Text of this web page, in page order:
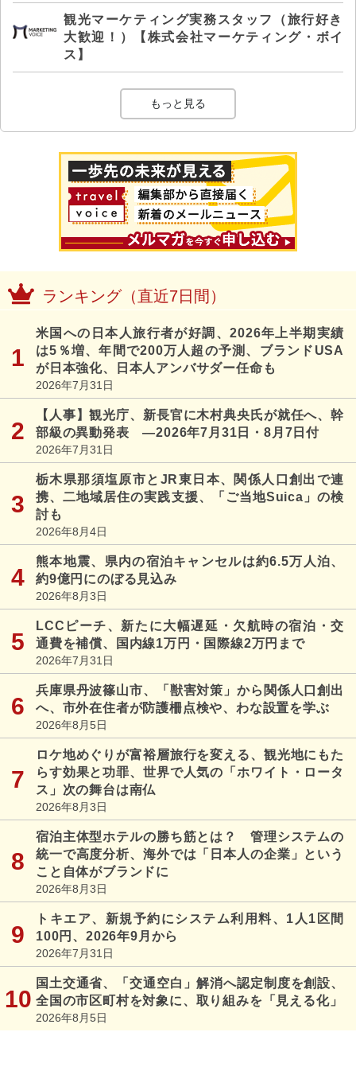
観光マーケティング実務スタッフ（旅行好き
大歓迎！）【株式会社マーケティング・ボイ
ス】
もっと見る
ランキング（直近7日間）
米国への日本人旅行者が好調、2026年上半期実績
は5％増、年間で200万人超の予測、ブランドUSA
が日本強化、日本人アンバサダー任命も
2026年7月31日
【人事】観光庁、新長官に木村典央氏が就任へ、幹
部級の異動発表 ―2026年7月31日・8月7日付
2026年7月31日
栃木県那須塩原市とJR東日本、関係人口創出で連
携、二地域居住の実践支援、「ご当地Suica」の検
討も
2026年8月4日
熊本地震、県内の宿泊キャンセルは約6.5万人泊、
約9億円にのぼる見込み
2026年8月3日
LCCピーチ、新たに大幅遅延・欠航時の宿泊・交
通費を補償、国内線1万円・国際線2万円まで
2026年7月31日
兵庫県丹波篠山市、「獣害対策」から関係人口創出
へ、市外在住者が防護柵点検や、わな設置を学ぶ
2026年8月5日
ロケ地めぐりが富裕層旅行を変える、観光地にもた
らす効果と功罪、世界で人気の「ホワイト・ロータ
ス」次の舞台は南仏
2026年8月3日
宿泊主体型ホテルの勝ち筋とは？ 管理システムの
統一で高度分析、海外では「日本人の企業」という
こと自体がブランドに
2026年8月3日
トキエア、新規予約にシステム利用料、1人1区間
100円、2026年9月から
2026年7月31日
国土交通省、「交通空白」解消へ認定制度を創設、
全国の市区町村を対象に、取り組みを「見える化」
2026年8月5日